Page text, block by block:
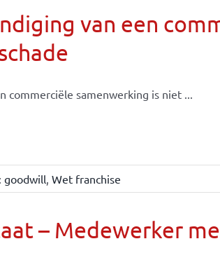
van een
commerciële samenwerking is niet ...
goodwill, Wet franchise
– Medewerker